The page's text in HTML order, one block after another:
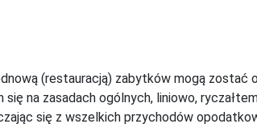
(restauracją) zabytków mogą
na zasadach ogólnych, liniowo,
się z wszelkich przychodów